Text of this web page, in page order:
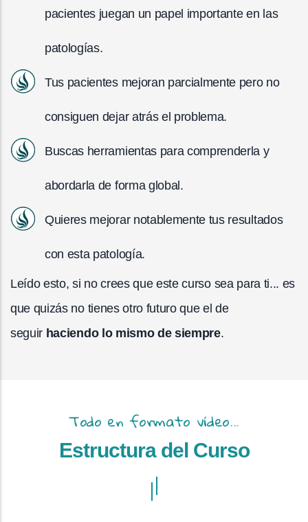
pacientes juegan un papel importante en las
patologías.
Tus pacientes mejoran parcialmente pero no
consiguen dejar atrás el problema.
Buscas herramientas para comprenderla y
abordarla de forma global.
Quieres mejorar notablemente tus resultados
con esta patología.
Leído esto, si no crees que este curso sea para ti... es
que quizás no tienes otro futuro que el de
seguir haciendo lo mismo de siempre.
Todo en formato vídeo...
Estructura del Curso